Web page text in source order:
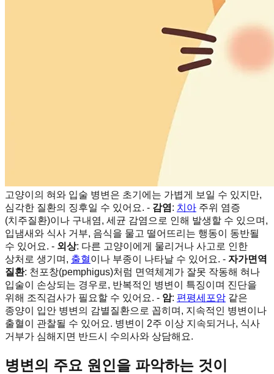
고양이의 혀와 입술 병변은 초기에는 가볍게 보일 수 있지만,
심각한 질환의 징후일 수 있어요. - 감염: 치아 주위 염증
(치주질환)이나 구내염, 세균 감염으로 인해 발생할 수 있으며,
입냄새와 식사 거부, 음식을 물고 떨어뜨리는 행동이 동반될
수 있어요. - 외상: 다른 고양이에게 물리거나 사고로 인한
상처로 생기며, 출혈이나 부종이 나타날 수 있어요. - 자가면역
질환: 천포창(pemphigus)처럼 면역체계가 잘못 작동해 혀나
입술이 손상되는 경우로, 반복적인 병변이 특징이며 진단을
위해 조직검사가 필요할 수 있어요. - 암: 편평세포암 같은
종양이 입안 병변의 감별질환으로 꼽히며, 지속적인 병변이나
출혈이 관찰될 수 있어요. 병변이 2주 이상 지속되거나, 식사
거부가 심해지면 반드시 수의사와 상담해요.
병변의 주요 원인을 파악하는 것이